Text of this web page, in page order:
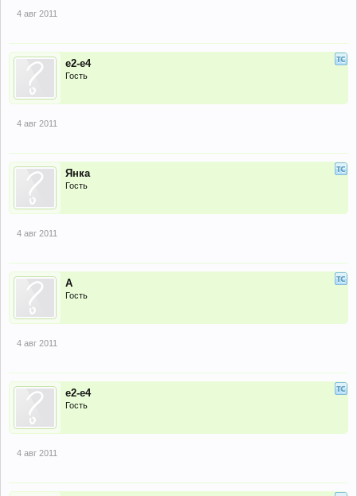
4 авг 2011
е2-е4
Гость
4 авг 2011
Янка
Гость
4 авг 2011
А
Гость
4 авг 2011
е2-е4
Гость
4 авг 2011